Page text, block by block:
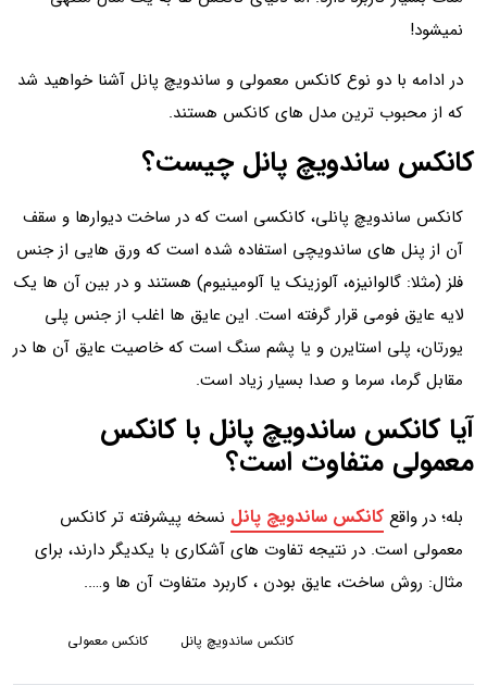
نمیشود!
در ادامه با دو نوع کانکس معمولی و ساندویچ پانل آشنا خواهید شد
که از محبوب ترین مدل های کانکس هستند.
کانکس ساندویچ پانل چیست؟
کانکس ساندویچ پانلی، کانکسی است که در ساخت دیوارها و سقف
آن از پنل های ساندویچی استفاده شده است که ورق هایی از جنس
فلز (مثلا: گالوانیزه، آلوزینک یا آلومینیوم) هستند و در بین آن ها یک
لایه عایق فومی قرار گرفته است. این عایق ها اغلب از جنس پلی
یورتان، پلی استایرن و یا پشم سنگ است که خاصیت عایق آن ها در
مقابل گرما، سرما و صدا بسیار زیاد است.
آیا کانکس ساندویچ پانل با کانکس
معمولی متفاوت است؟
بله؛ در واقع کانکس ساندویچ پانل نسخه پیشرفته تر کانکس
معمولی است. در نتیجه تفاوت های آشکاری با یکدیگر دارند، برای
مثال: روش ساخت، عایق بودن ، کاربرد متفاوت آن ها و…..
کانکس ساندویچ پانل کانکس معمولی